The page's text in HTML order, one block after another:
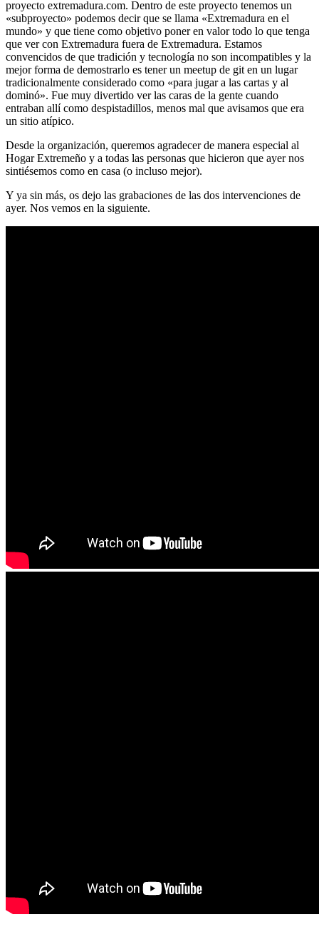
proyecto extremadura.com. Dentro de este proyecto tenemos un
«subproyecto» podemos decir que se llama «Extremadura en el
mundo» y que tiene como objetivo poner en valor todo lo que tenga
que ver con Extremadura fuera de Extremadura. Estamos
convencidos de que tradición y tecnología no son incompatibles y la
mejor forma de demostrarlo es tener un meetup de git en un lugar
tradicionalmente considerado como «para jugar a las cartas y al
dominó». Fue muy divertido ver las caras de la gente cuando
entraban allí como despistadillos, menos mal que avisamos que era
un sitio atípico.
Desde la organización, queremos agradecer de manera especial al
Hogar Extremeño y a todas las personas que hicieron que ayer nos
sintiésemos como en casa (o incluso mejor).
Y ya sin más, os dejo las grabaciones de las dos intervenciones de
ayer. Nos vemos en la siguiente.